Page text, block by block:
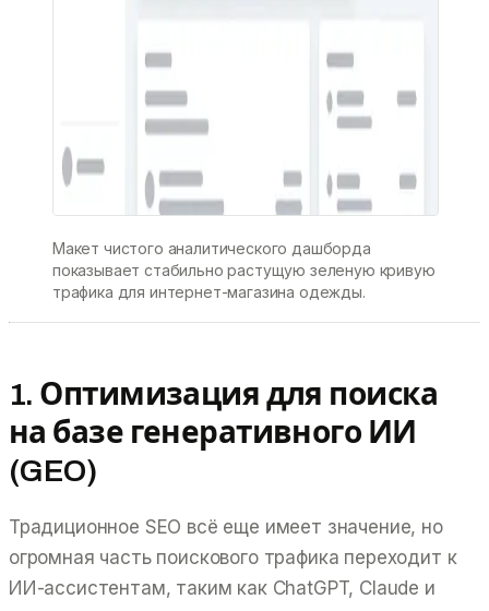
Макет чистого аналитического дашборда
показывает стабильно растущую зеленую кривую
трафика для интернет-магазина одежды.
1. Оптимизация для поиска
на базе генеративного ИИ
(GEO)
Традиционное SEO всё еще имеет значение, но
огромная часть поискового трафика переходит к
ИИ-ассистентам, таким как ChatGPT, Claude и